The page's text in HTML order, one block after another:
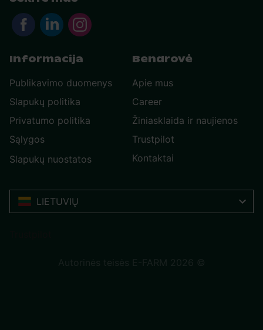
Informacija
Publikavimo duomenys
Slapukų politika
Privatumo politika
Sąlygos
Slapukų nuostatos
Bendrovė
Apie mus
Career
Žiniasklaida ir naujienos
Trustpilot
Kontaktai
LIETUVIŲ